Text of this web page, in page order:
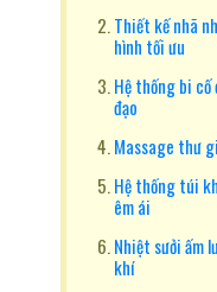
Thiết kế nhã
hình tối ưu
Hệ thống bi cố
đạo
Massage thư
Hệ thống túi
êm ái
Nhiệt sưởi ấm
khí